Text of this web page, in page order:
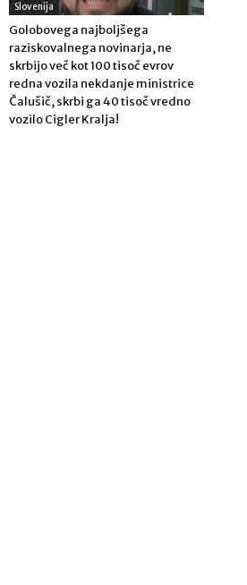
Slovenija
Golobovega najboljšega
raziskovalnega novinarja, ne
skrbijo več kot 100 tisoč evrov
redna vozila nekdanje ministrice
Čalušič, skrbi ga 40 tisoč vredno
vozilo Cigler Kralja!